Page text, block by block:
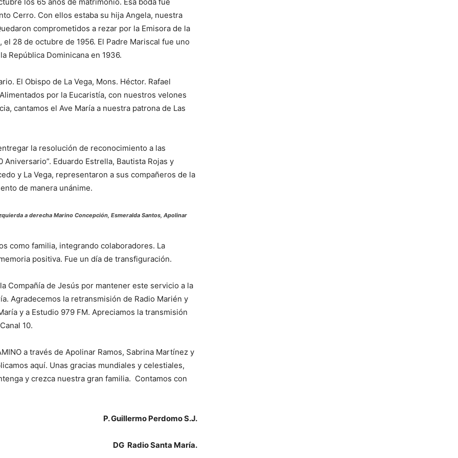
Cerro. Con ellos estaba su hija Angela, nuestra
comprometidos a rezar por la Emisora de la
28 de octubre de 1956. El Padre Mariscal fue uno
República Dominicana en 1936.
El Obispo de La Vega, Mons. Héctor. Rafael
por la Eucaristía, con nuestros velones
cantamos el Ave María a nuestra patrona de Las
la resolución de reconocimiento a las
Eduardo Estrella, Bautista Rojas y
y La Vega, representaron a sus compañeros de la
de manera unánime.
a derecha Marino Concepción, Esmeralda Santos, Apolinar
como familia, integrando colaboradores. La
positiva. Fue un día de transfiguración.
Compañía de Jesús por mantener este servicio a la
Agradecemos la retransmisión de Radio Marién y
y a Estudio 979 FM. Apreciamos la transmisión
10.
a través de Apolinar Ramos, Sabrina Martínez y
aquí. Unas gracias mundiales y celestiales,
y crezca nuestra gran familia. Contamos con
P. Guillermo Perdomo S.J.
DG Radio Santa María.